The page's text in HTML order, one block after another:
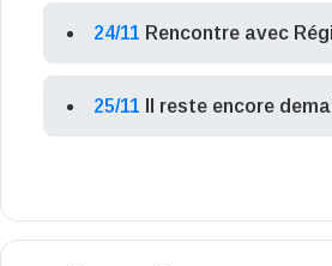
24/11 Rencontre avec
25/11 Il reste encore